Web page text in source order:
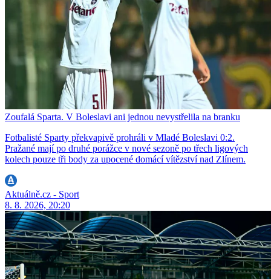
Zoufalá Sparta. V Boleslavi ani jednou nevystřelila na branku
Fotbalisté Sparty překvapivě prohráli v Mladé Boleslavi 0:2.
Pražané mají po druhé porážce v nové sezoně po třech ligových
kolech pouze tři body za upocené domácí vítězství nad Zlínem.
Aktuálně.cz - Sport
8. 8. 2026, 20:20